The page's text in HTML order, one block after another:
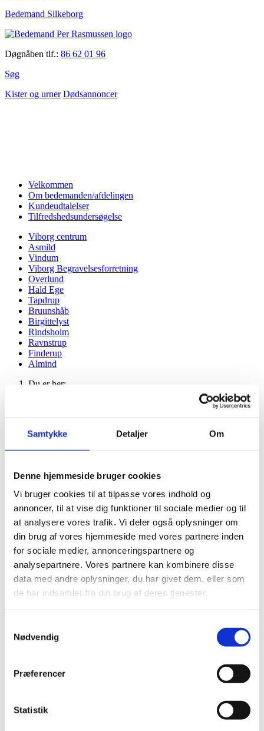
Samtykke Detaljer Om
Denne hjemmeside bruger cookies
Vi bruger cookies til at tilpasse vores indhold og
annoncer, til at vise dig funktioner til sociale medier og til
at analysere vores trafik. Vi deler også oplysninger om
din brug af vores hjemmeside med vores partnere inden
for sociale medier, annonceringspartnere og
analysepartnere. Vores partnere kan kombinere disse
data med andre oplysninger, du har givet dem, eller som
de har indsamlet fra din brug af deres tjenester.
Nødvendig
Præferencer
Statistik
Bedemand Silkeborg
Døgnåben tlf.: 86 62 01 96
Søg
Kister og urner Dødsannoncer
Velkommen
Om bedemanden/afdelingen
Kundeudtalelser
Tilfredshedsundersøgelse
Viborg centrum
Asmild
Vindum
Viborg Begravelsesforretning
Overlund
Hald Ege
Tapdrup
Bruunshåb
Birgittelyst
Rindsholm
Ravnstrup
Finderup
Almind
Du er her:
Bedemand i Birgittelyst
Velkommen hos Bedemand Per Rasmussen – Viborg
Søger du en lokalorienteret bedemand med dybe rødder i
lokalsamfundet i Birgittelyst og omegn? Så finder du det hos
Bedemand Per Rasmussen - Viborg Begravelsesforretning.
Her har vi gennem mange år hjulpet lokale i Birgittelyst igennem
svære tider efter et dødsfald. Vi hjælper med alt det praktiske, der er
forbundet med bedemandsbranchen, herunder naturligvis begravelse
eller bisættelse.
Derudover kan vi også være behjælpelige med at arrangere
mindesamvær, bestille blomster til kirken, trykke salmeblade mv. Vi
er desuden altid klar til at rådgive og vejlede, når en af dine kære er
gået bort.
Kontakt & åbningstider
Ring på 8662 0196.
omgivelser, men du er også velkommen i vores lokaler på
Koldingvej 195 i Viborg.